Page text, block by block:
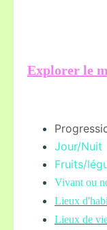
Explorer le
Jour/Nuit
Fruits/
Vivant ou
Lieux
Lieux de